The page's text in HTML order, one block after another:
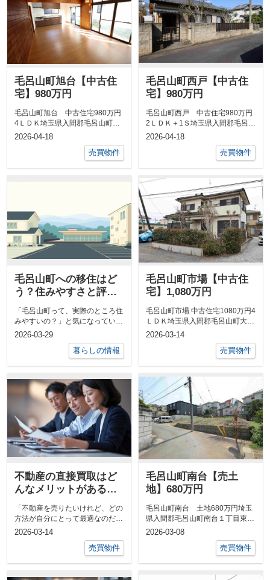
毛呂山町旭台【中古住
宅】980万円
毛呂山町旭台 中古住宅980万円
4ＬＤＫ埼玉県入間郡毛呂山町大
字旭台東武越生線「武州長瀬」駅
2026-04-18
売買物件
毛呂山町西戸【中古住
宅】980万円
毛呂山町西戸 中古住宅980万円
2ＬＤＫ＋1Ｓ埼玉県入間郡毛呂山
町大字西戸東武越生線「東毛呂」
2026-04-18
売買物件
毛呂山町への移住はど
う？住みやすさと評判
「毛呂山町って、実際のところ住
みやすいの？」と気になっていま
せんか。移住や住み替えは、人生
2026-03-29
暮らしの情報
毛呂山町市場【中古住
宅】1,080万円
毛呂山町市場 中古住宅1080万円4
ＬＤＫ埼玉県入間郡毛呂山町大字
市場東武越生線「川角」駅 ...
2026-03-14
売買物件
不動産の直接買取はど
んなメリットがある？
売却を検討している方
へわかりやすく解説
「不動産を売りたいけれど、どの
方法が自分にとって最適なのだろ
う」とお悩みの方も多いのではな
2026-03-14
売買物件
毛呂山町南台【売土
地】680万円
毛呂山町南台 土地680万円埼玉
県入間郡毛呂山町南台１丁目東武
越生線「武州長瀬」駅 徒歩1...
2026-03-08
売買物件